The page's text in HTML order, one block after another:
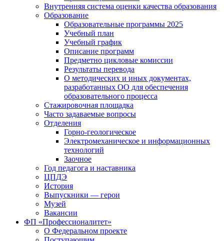
Внутренняя система оценки качества образования
Образование
Образовательные программы 2025
Учебный план
Учебный график
Описание программ
Предметно цикловые комиссии
Результаты перевода
О методических и иных документах,
разработанных ОО для обеспечения
образовательного процесса
Стажировочная площадка
Часто задаваемые вопросы
Отделения
Горно-геологическое
Электромеханическое и информационных
технологий
Заочное
Год педагога и наставника
ЦПДЭ
История
Выпускники — герои
Музей
Вакансии
ФП «Профессионалитет»
О Федеральном проекте